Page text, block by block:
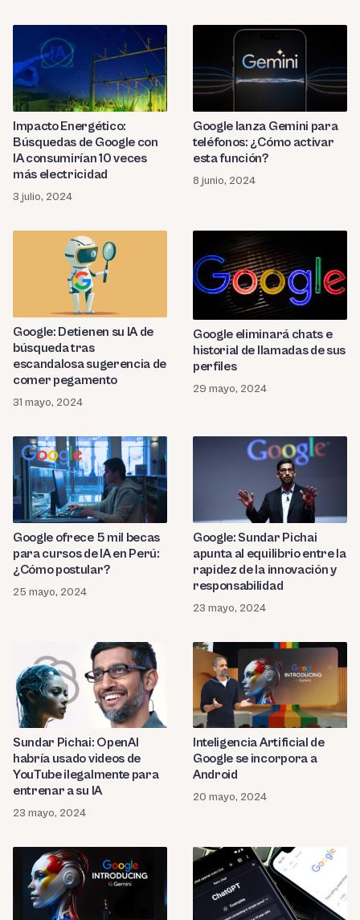
Impacto Energético:
Búsquedas de Google con
IA consumirían 10 veces
más electricidad
3 julio, 2024
Google lanza Gemini para
teléfonos: ¿Cómo activar
esta función?
8 junio, 2024
Google: Detienen su IA de
búsqueda tras
escandalosa sugerencia de
comer pegamento
31 mayo, 2024
Google eliminará chats e
historial de llamadas de sus
perfiles
29 mayo, 2024
Google ofrece 5 mil becas
para cursos de IA en Perú:
¿Cómo postular?
25 mayo, 2024
Google: Sundar Pichai
apunta al equilibrio entre la
rapidez de la innovación y
responsabilidad
23 mayo, 2024
Sundar Pichai: OpenAI
habría usado videos de
YouTube ilegalmente para
entrenar a su IA
23 mayo, 2024
Inteligencia Artificial de
Google se incorpora a
Android
20 mayo, 2024